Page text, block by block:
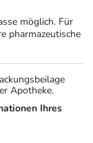
möglich. Für
pharmazeutische
Apotheke.
Ihres